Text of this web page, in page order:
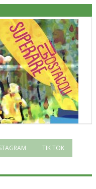
Pesce al CN Uisp
TIK TOK